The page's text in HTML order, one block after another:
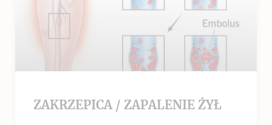
ZAKRZEPICA / ZAPALENIE ŻYŁ